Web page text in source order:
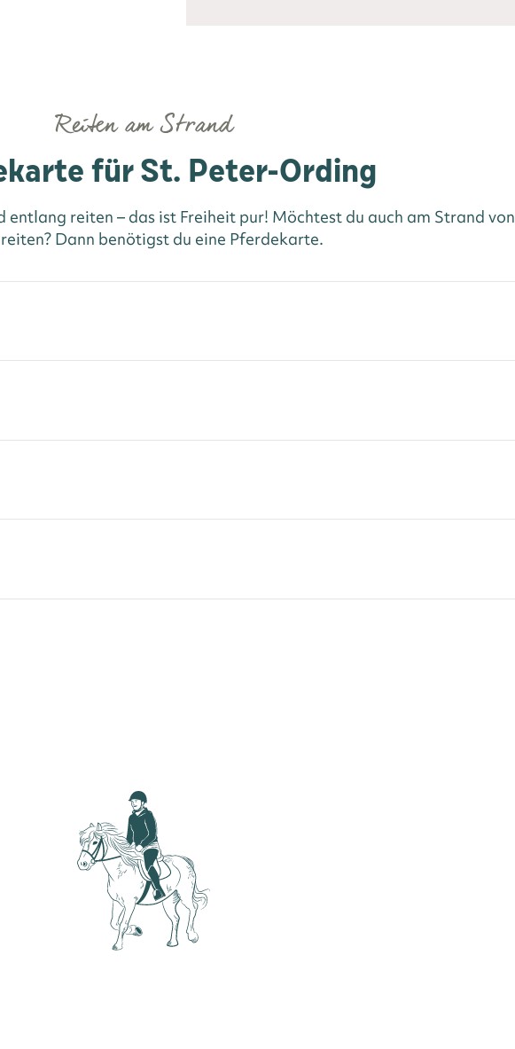
für St. Peter-Ording
Reiten am Strand
reiten – das ist Freiheit pur! Möchtest du auch am Strand von
reiten? Dann benötigst du eine Pferdekarte.